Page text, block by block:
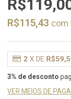
R$115,43 com
2 X DE
3% de desconto
VER MEIOS DE